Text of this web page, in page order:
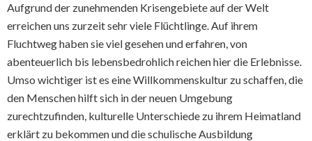
Aufgrund der zunehmenden Krisengebiete auf der Welt
erreichen uns zurzeit sehr viele Flüchtlinge. Auf ihrem
Fluchtweg haben sie viel gesehen und erfahren, von
abenteuerlich bis lebensbedrohlich reichen hier die Erlebnisse.
Umso wichtiger ist es eine Willkommenskultur zu schaffen, die
den Menschen hilft sich in der neuen Umgebung
zurechtzufinden, kulturelle Unterschiede zu ihrem Heimatland
erklärt zu bekommen und die schulische Ausbildung